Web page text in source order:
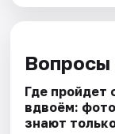
Вопросы
Где пройдет
вдвоём:
знают